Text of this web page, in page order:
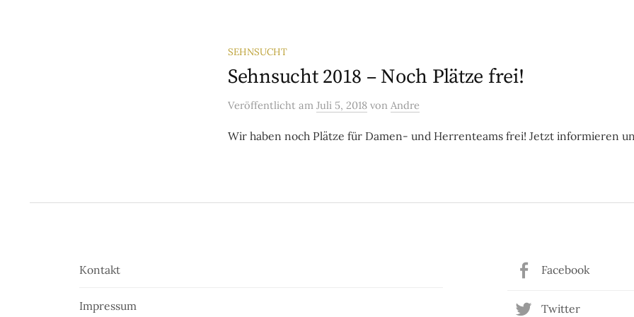
SEHNSUCHT
Sehnsucht 2018 – Noch Plätze frei!
Veröffentlicht am Juli 5, 2018 von Andre
Wir haben noch Plätze für Damen- und Herrenteams frei! Jetzt informieren
Kontakt
Impressum
Facebook
Twitter